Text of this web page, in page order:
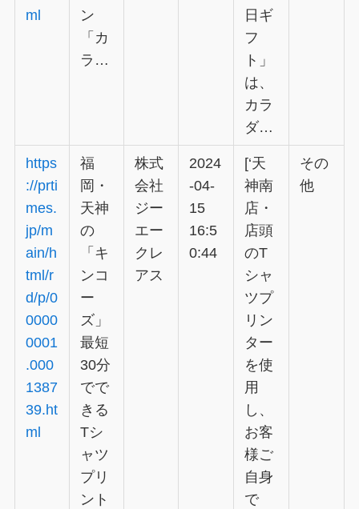
ml
ン
「カ
ラ…
日ギ
フ
ト」
は、
カラ
ダ…
https
://prti
mes.
jp/m
ain/h
tml/r
d/p/0
0000
0001
.000
1387
39.ht
ml
福
岡・
天神
の
「キ
ンコ
ー
ズ」
最短
30分
でで
きる
Tシ
ャツ
プリ
ント
株式
会社
ジー
エー
クレ
アス
2024
-04-
15
16:5
0:44
[‘天
神南
店・
店頭
のT
シャ
ツプ
リン
ター
を使
用
し、
お客
様ご
自身
で
その
他